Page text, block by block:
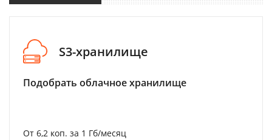
S3-хранилище
Подобрать облачное хранилище
От 6,2 коп. за 1 Гб/месяц